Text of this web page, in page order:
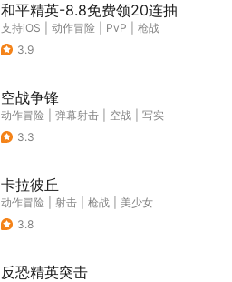
和平精英-8.8免费领20连抽
支持iOS 动作冒险 PvP
枪战
3.9
空战争锋
动作冒险 弹幕射击 空战
写实
3.3
卡拉彼丘
动作冒险 射击 枪战
美少女
3.8
反恐精英突击